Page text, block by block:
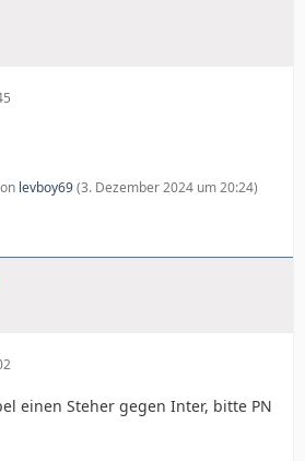
levboy69(3. Dezember 2024 um 20:24)
einen Steher gegen Inter, bitte PN